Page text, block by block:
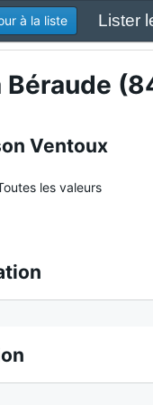
à la liste Lister
Béraude
Ventoux
les valeurs